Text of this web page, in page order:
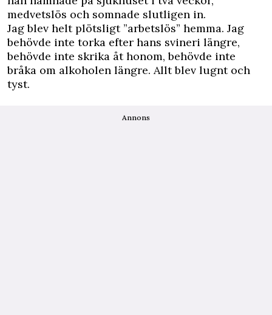
medvetslös och somnade slutligen in.
Jag blev helt plötsligt ”arbetslös” hemma. Jag
behövde inte torka efter hans svineri längre,
behövde inte skrika åt honom, behövde inte
bråka om alkoholen längre. Allt blev lugnt och
tyst.
Annons